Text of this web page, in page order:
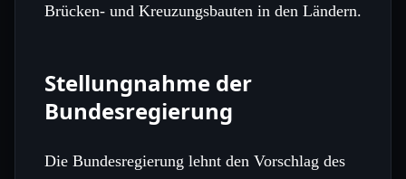
Brücken- und Kreuzungsbauten in den Ländern.
Stellungnahme der
Bundesregierung
Die Bundesregierung lehnt den Vorschlag des